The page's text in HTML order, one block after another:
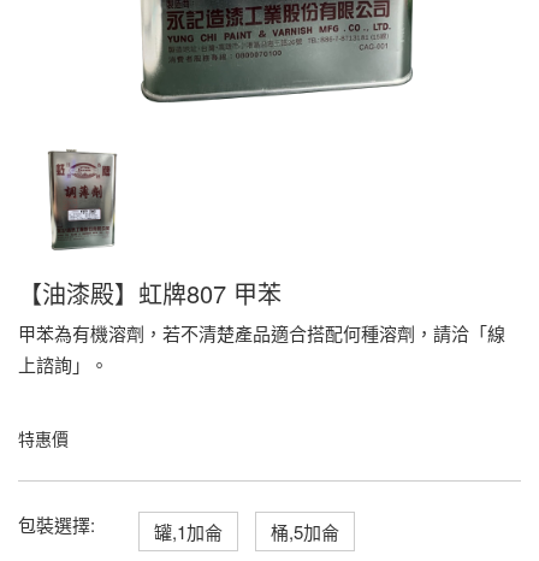
【油漆殿】虹牌807 甲苯
甲苯為有機溶劑，若不清楚產品適合搭配何種溶劑，請洽「線
上諮詢」。
特惠價
包裝選擇: 罐,1加侖 桶,5加侖